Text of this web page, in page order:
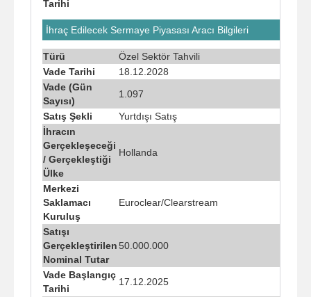
Tarihi
İhraç Edilecek Sermaye Piyasası Aracı Bilgileri
Türü
Özel Sektör Tahvili
Vade Tarihi
18.12.2028
Vade (Gün
Sayısı)
1.097
Satış Şekli
Yurtdışı Satış
İhracın
Gerçekleşeceği
/ Gerçekleştiği
Ülke
Hollanda
Merkezi
Saklamacı
Kuruluş
Euroclear/Clearstream
Satışı
Gerçekleştirilen
Nominal Tutar
50.000.000
Vade Başlangıç
Tarihi
17.12.2025